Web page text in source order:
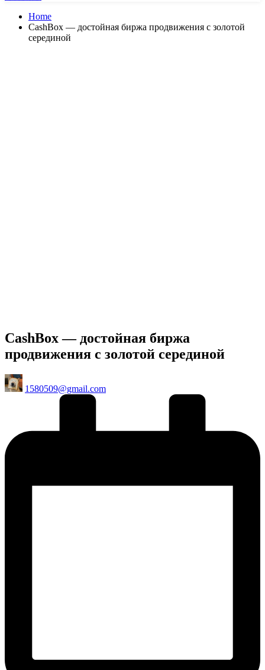
Home
CashBox — достойная биржа продвижения с золотой
серединой
CashBox — достойная биржа
продвижения с золотой серединой
Posted
by
1580509@gmail.com